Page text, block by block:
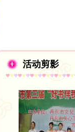
活动剪影